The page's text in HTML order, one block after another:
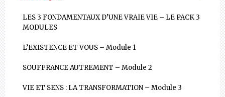
LES 3 FONDAMENTAUX D’UNE VRAIE VIE – LE PACK 3
MODULES
L’EXISTENCE ET VOUS – Module 1
SOUFFRANCE AUTREMENT – Module 2
VIE ET SENS : LA TRANSFORMATION – Module 3